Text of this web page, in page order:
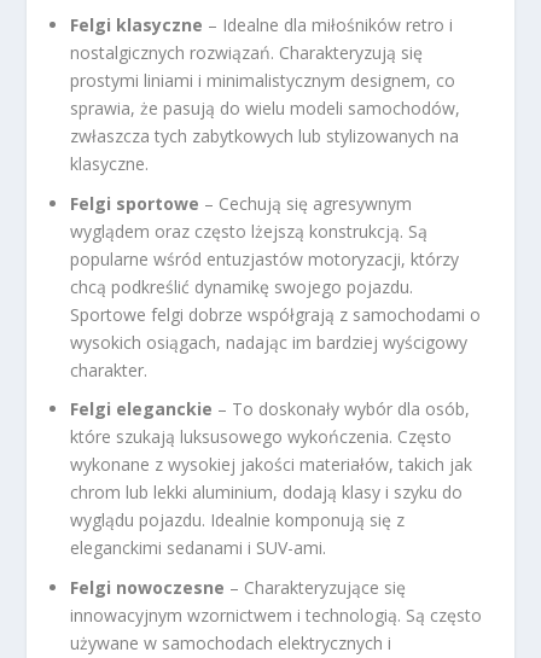
Felgi klasyczne – Idealne dla miłośników retro i
nostalgicznych rozwiązań. Charakteryzują się
prostymi liniami i minimalistycznym designem, co
sprawia, że pasują do wielu modeli samochodów,
zwłaszcza tych zabytkowych lub stylizowanych na
klasyczne.
Felgi sportowe – Cechują się agresywnym
wyglądem oraz często lżejszą konstrukcją. Są
popularne wśród entuzjastów motoryzacji, którzy
chcą podkreślić dynamikę swojego pojazdu.
Sportowe felgi dobrze współgrają z samochodami o
wysokich osiągach, nadając im bardziej wyścigowy
charakter.
Felgi eleganckie – To doskonały wybór dla osób,
które szukają luksusowego wykończenia. Często
wykonane z wysokiej jakości materiałów, takich jak
chrom lub lekki aluminium, dodają klasy i szyku do
wyglądu pojazdu. Idealnie komponują się z
eleganckimi sedanami i SUV-ami.
Felgi nowoczesne – Charakteryzujące się
innowacyjnym wzornictwem i technologią. Są często
używane w samochodach elektrycznych i